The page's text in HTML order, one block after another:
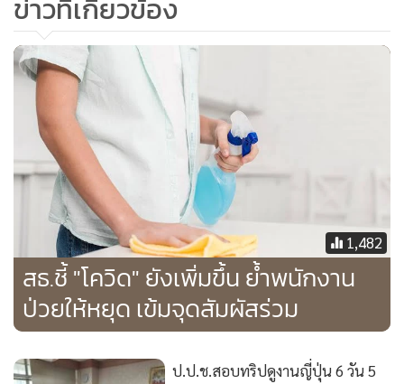
ข่าวที่เกี่ยวข้อง
1,482
สธ.ชี้ "โควิด" ยังเพิ่มขึ้น ย้ำพนักงาน
ป่วยให้หยุด เข้มจุดสัมผัสร่วม
ป.ป.ช.สอบทริปดูงานญี่ปุ่น 6 วัน 5